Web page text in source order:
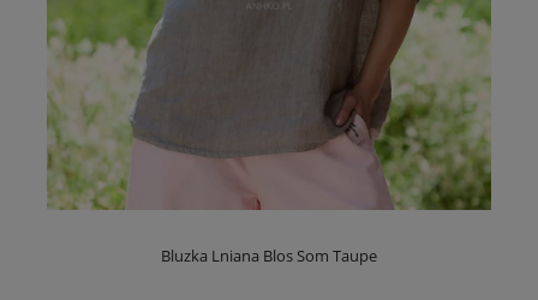
Bluzka Lniana Blos Som Taupe